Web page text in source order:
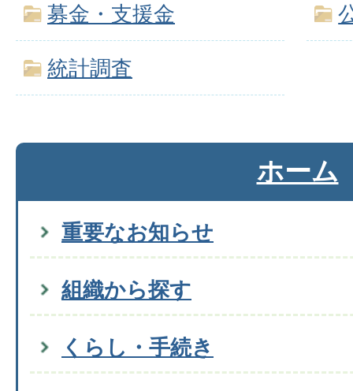
募金・支援金
統計調査
ホーム
重要なお知らせ
組織から探す
くらし・手続き